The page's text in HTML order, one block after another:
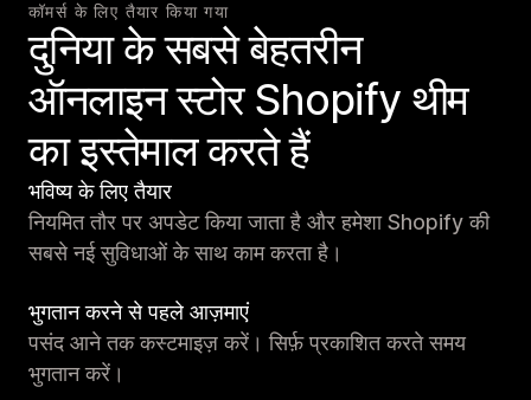
कॉमर्स के लिए तैयार किया गया
दुनिया के सबसे बेहतरीन
ऑनलाइन स्टोर Shopify थीम
का इस्तेमाल करते हैं
भविष्य के लिए तैयार
नियमित तौर पर अपडेट किया जाता है और हमेशा Shopify की
सबसे नई सुविधाओं के साथ काम करता है।
भुगतान करने से पहले आज़माएं
पसंद आने तक कस्टमाइज़ करें। सिर्फ़ प्रकाशित करते समय
भुगतान करें।